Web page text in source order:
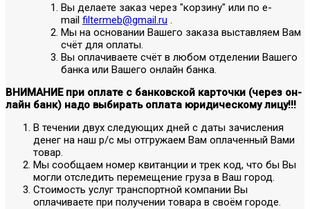
Вы делаете заказ через "корзину" или по е-
mail filtermeb@gmail.ru .
Мы на основании Вашего заказа выставляем Вам
счёт для оплаты.
Вы оплачиваете счёт в любом отделении Вашего
банка или Вашего онлайн банка.
ВНИМАНИЕ при оплате с банковской карточки (через он-
лайн банк) надо выбирать оплата юридическому лицу!!!
В течении двух следующих дней с даты зачисления
денег на наш р/с мы отгружаем Вам оплаченный Вами
товар.
Мы сообщаем номер квитанции и трек код, что бы Вы
могли отследить перемещение груза в Ваш город.
Стоимость услуг транспортной компании Вы
оплачиваете при получении товара в своём городе.